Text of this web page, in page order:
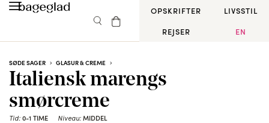
OPSKRIFTER
LIVSSTIL
REJSER
EN
SØDE SAGER GLASUR & CREME
Italiensk marengs
smørcreme
Tid:0-1 TIME Niveau:MIDDEL